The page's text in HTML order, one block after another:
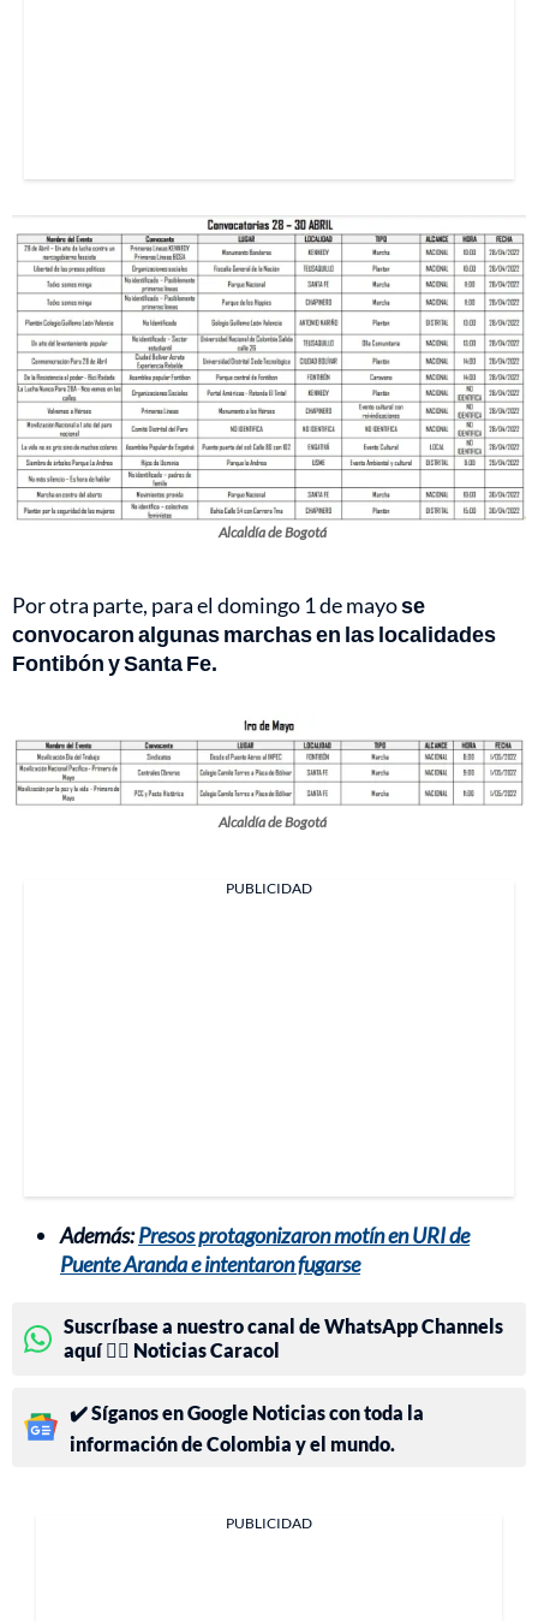
Alcaldía de Bogotá
Por otra parte, para el domingo 1 de mayose
convocaron algunas marchas en las localidades
Fontibón y Santa Fe.
Alcaldía de Bogotá
PUBLICIDAD
Además:Presos protagonizaron motín en URI de
Puente Aranda e intentaron fugarse
Suscríbase a nuestro canal de WhatsApp Channels
aquí 👉🏻 Noticias Caracol
✔️ Síganos en Google Noticias con toda la
información de Colombia y el mundo.
PUBLICIDAD